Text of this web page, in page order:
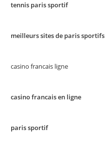
tennis paris sportif
meilleurs sites de paris sportifs
casino francais ligne
casino francais en ligne
paris sportif